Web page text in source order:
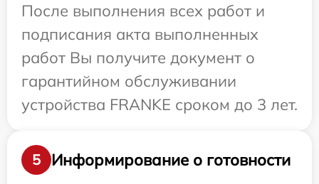
После выполнения всех работ и
подписания акта выполненных
работ Вы получите документ о
гарантийном обслуживании
устройства FRANKE сроком до 3 лет.
5
Информирование о готовности